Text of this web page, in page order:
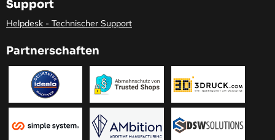
Support
Helpdesk - Technischer Support
Partnerschaften